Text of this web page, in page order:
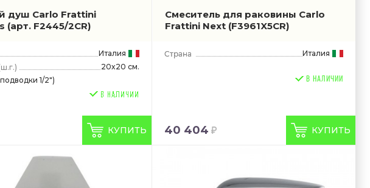
душ Carlo Frattini
(арт. F2445/2CR)
Италия
20x20 см.
1/2")
КУПИТЬ
Смеситель для раковины Carlo
Frattini Next (F3961X5CR)
Италия
В НАЛИЧИИ
40 404 КУПИТЬ